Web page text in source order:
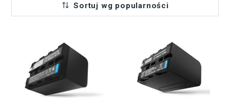
Sortuj wg popularności